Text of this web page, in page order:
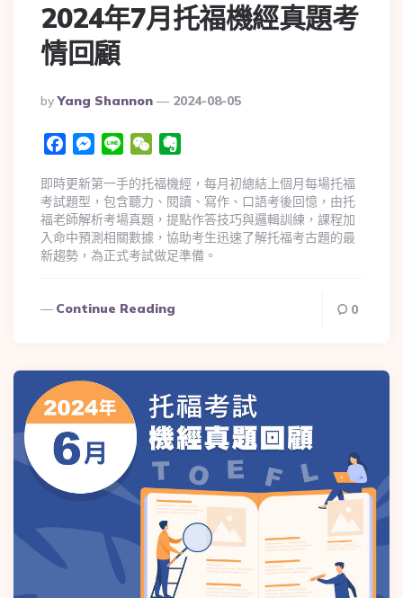
2024年7月托福機經真題考
情回顧
By Yang Shannon 2024-08-05
FacebookMessenger
Line WeChat
即時更新第一手的托福機經，每月初總結上個月每場托福
考試題型，包含聽力、閱讀、寫作、口語考後回憶，由托
福老師解析考場真題，提點作答技巧與邏輯訓練，課程加
入命中預測相關數據，協助考生迅速了解托福考古題的最
新趨勢，為正式考試做足準備。
Continue Reading 0